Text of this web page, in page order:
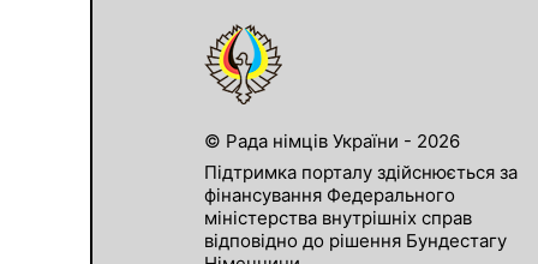
© Рада німців України - 2026
Підтримка порталу здійснюється за
фінансування Федерального
міністерства внутрішніх справ
відповідно до рішення Бундестагу